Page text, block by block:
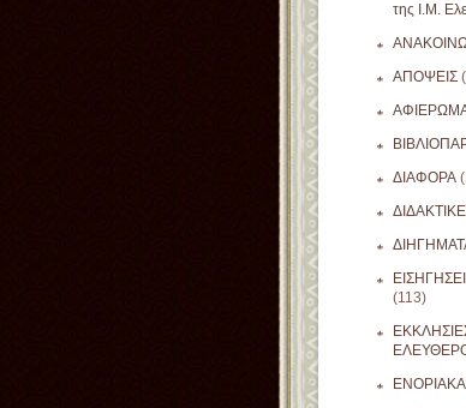
της Ι.Μ.
ΑΠΟΨΕΙΣ
ΔΙΑΦΟΡΑ
(113)
ΕΝΟΡΙΑΚΑ